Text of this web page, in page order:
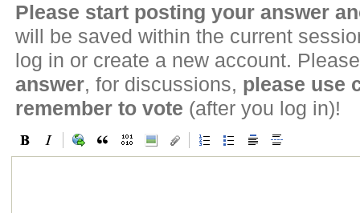
Please start posting your answer
will be saved within the current
log in or create a new account.
answer, for discussions, please use
remember to vote (after you log in)!